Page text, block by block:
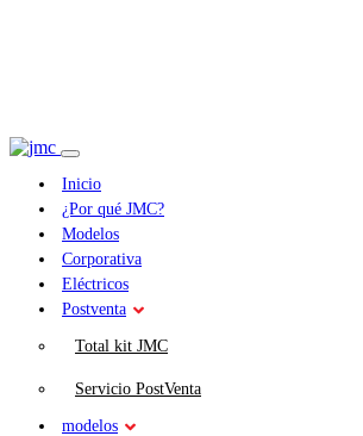
Inicio
¿Por qué JMC?
Modelos
Corporativa
Eléctricos
Postventa
Total kit JMC
Servicio PostVenta
modelos